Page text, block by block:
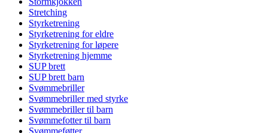
Stretching
Styrketrening
Styrketrening for eldre
Styrketrening for løpere
Styrketrening hjemme
SUP brett
SUP brett barn
Svømmebriller
Svømmebriller med styrke
Svømmebriller til barn
Svømmefotter til barn
Svømmeføtter